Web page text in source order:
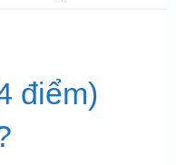
điểm)